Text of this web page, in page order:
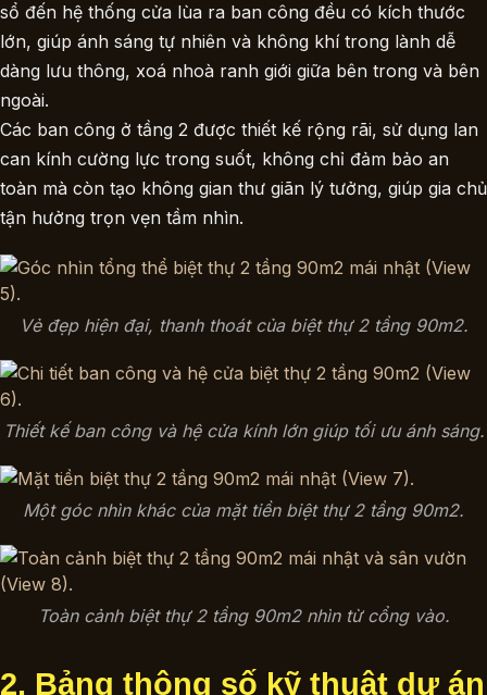
sổ đến hệ thống cửa lùa ra ban công đều có kích thước
lớn, giúp ánh sáng tự nhiên và không khí trong lành dễ
dàng lưu thông, xoá nhoà ranh giới giữa bên trong và bên
ngoài.
Các ban công ở tầng 2 được thiết kế rộng rãi, sử dụng lan
can kính cường lực trong suốt, không chỉ đảm bảo an
toàn mà còn tạo không gian thư giãn lý tưởng, giúp gia chủ
tận hưởng trọn vẹn tầm nhìn.
Vẻ đẹp hiện đại, thanh thoát của biệt thự 2 tầng 90m2.
Thiết kế ban công và hệ cửa kính lớn giúp tối ưu ánh sáng.
Một góc nhìn khác của mặt tiền biệt thự 2 tầng 90m2.
Toàn cảnh biệt thự 2 tầng 90m2 nhìn từ cổng vào.
2. Bảng thông số kỹ thuật dự án